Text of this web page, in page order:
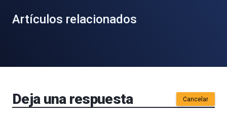
Artículos relacionados
Deja una respuesta Cancelar